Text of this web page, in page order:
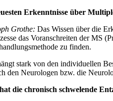
Erkenntnisse über
Grothe: Das Wissen über die
das Voranschreiten der MS
zu finden.
stark von den individuellen
den Neurologen bzw. die
die chronisch schwelende